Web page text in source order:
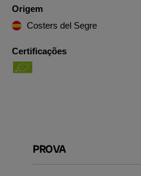
Origem
Costers del Segre
Certificações
PROVA